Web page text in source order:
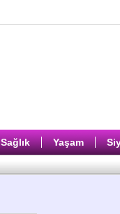
Sağlık Yaşam